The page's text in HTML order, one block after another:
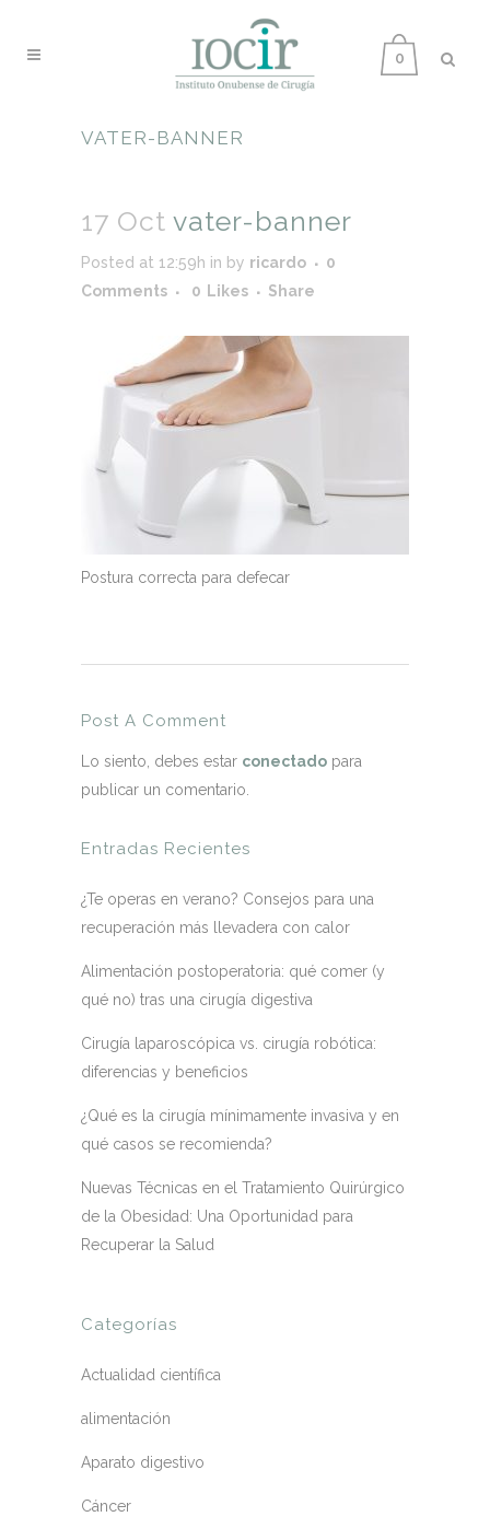
0
VATER-BANNER
17 Oct vater-banner
Posted at 12:59h in by ricardo
0
Comments
0 Likes Share
Postura correcta para defecar
Post A Comment
Lo siento, debes estar conectado para
publicar un comentario.
Entradas Recientes
¿Te operas en verano? Consejos para una
recuperación más llevadera con calor
Alimentación postoperatoria: qué comer (y
qué no) tras una cirugía digestiva
Cirugía laparoscópica vs. cirugía robótica:
diferencias y beneficios
¿Qué es la cirugía mínimamente invasiva y en
qué casos se recomienda?
Nuevas Técnicas en el Tratamiento Quirúrgico
de la Obesidad: Una Oportunidad para
Recuperar la Salud
Categorías
Actualidad científica
alimentación
Aparato digestivo
Cáncer